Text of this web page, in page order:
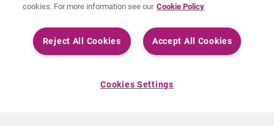
cookies. For more information see our Cookie Policy
Accept All Cookies
Reject All Cookies
Cookies Settings